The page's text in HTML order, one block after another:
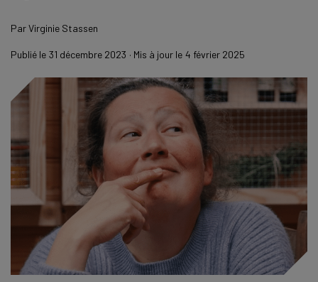
ParVirginie Stassen
Publié le 31 décembre 2023 · Mis à jour le 4 février 2025